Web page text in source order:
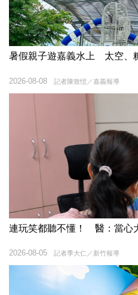
暑假親子遊嘉義水上 太空、
記者陳致愷／嘉義報導
2026-08-08
連玩笑都聽不懂！ 醫：當心
記者季大仁／新竹報導
2026-08-05